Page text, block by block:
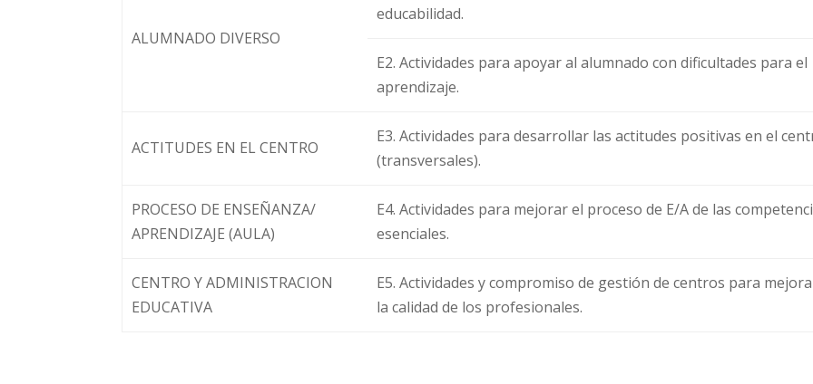
ALUMNADO DIVERSO
educabilidad.
E2. Actividades para apoyar al alumnado con dificultades para el
aprendizaje.
ACTITUDES EN EL CENTRO
E3. Actividades para desarrollar las actitudes positivas en el
(transversales).
PROCESO DE ENSEÑANZA/
APRENDIZAJE (AULA)
E4. Actividades para mejorar el proceso de E/A de las
esenciales.
CENTRO Y ADMINISTRACION
EDUCATIVA
E5. Actividades y compromiso de gestión de centros para
la calidad de los profesionales.